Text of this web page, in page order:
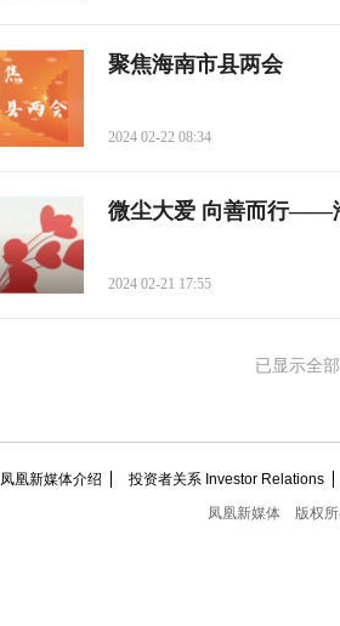
聚焦海南市县两会
2024 02-22 08:34
微尘大爱 向善而行——
2024 02-21 17:55
已显示全部
凤凰新媒体介绍 投资者关系 Investor Relations
凤凰新媒体
版权